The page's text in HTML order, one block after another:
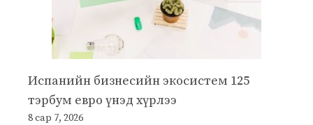
Испанийн бизнесийн экосистем 125
тэрбум евро үнэд хүрлээ
8 сар 7, 2026